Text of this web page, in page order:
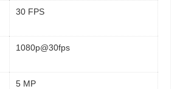
30 FPS
1080p@30fps
5 MP